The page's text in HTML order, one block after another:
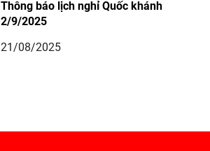
Thông báo lịch nghỉ Quốc khánh
2/9/2025
21/08/2025